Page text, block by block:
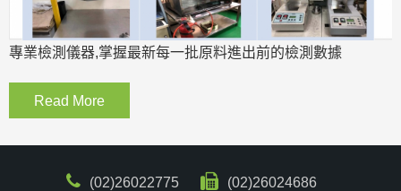
專業檢測儀器,掌握最新每一批原料進出前的檢測數據
Read More
(02)26022775 (02)26024686